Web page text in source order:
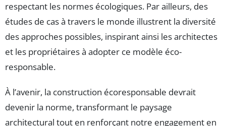
respectant les normes écologiques. Par ailleurs, des
études de cas à travers le monde illustrent la diversité
des approches possibles, inspirant ainsi les architectes
et les propriétaires à adopter ce modèle éco-
responsable.
À l’avenir, la construction écoresponsable devrait
devenir la norme, transformant le paysage
architectural tout en renforçant notre engagement en